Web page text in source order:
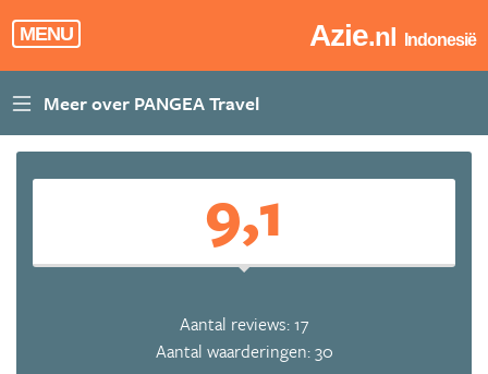
MENU Azie.nl Indonesië
9,1
Aantal reviews: 17
Aantal waarderingen: 30